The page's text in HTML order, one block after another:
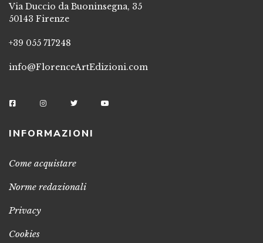
Via Duccio da Buoninsegna, 35
50143 Firenze
+39 055 717248
info@FlorenceArtEdizioni.com
INFORMAZIONI
Come acquistare
Norme redazionali
Privacy
Cookies